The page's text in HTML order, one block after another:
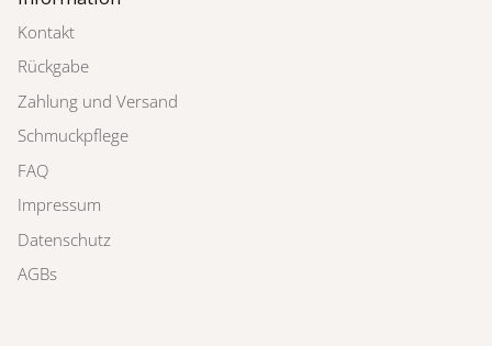
Kontakt
Rückgabe
Zahlung und Versand
Schmuckpflege
FAQ
Impressum
Datenschutz
AGBs